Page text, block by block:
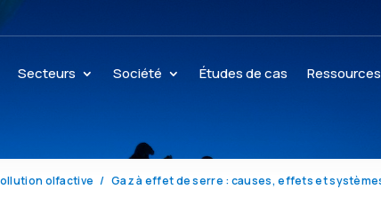
Secteurs Société Études de cas Ressources
olfactive